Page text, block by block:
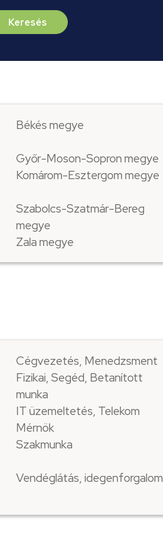
Keresés
Békés megye
Győr-Moson-Sopron megye
Komárom-Esztergom megye
Szabolcs-Szatmár-Bereg
megye
Zala megye
Cégvezetés, Menedzsment
Fizikai, Segéd, Betanított
munka
IT üzemeltetés, Telekom
Mérnök
Szakmunka
Vendéglátás, idegenforgalom